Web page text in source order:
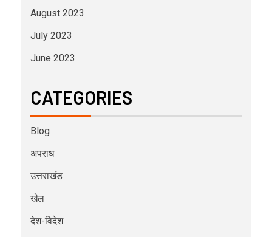
August 2023
July 2023
June 2023
CATEGORIES
Blog
अपराध
उत्तराखंड
खेल
देश-विदेश